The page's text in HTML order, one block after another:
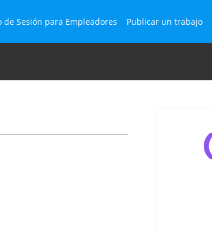
de Sesión para Empleadores Publicar un trabajo